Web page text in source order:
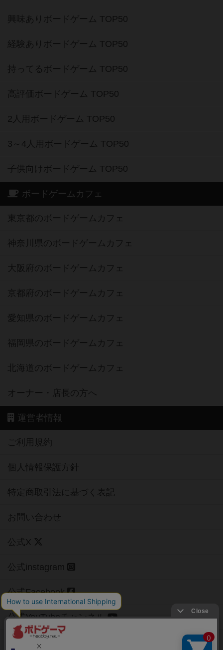
興味ありボードゲーム TOP50
経験ありボードゲーム TOP50
持ってるボードゲーム TOP50
高評価ボードゲーム TOP50
2人用ボードゲーム TOP50
3～4人用ボードゲーム TOP50
子供向けボードゲーム TOP50
ボードゲームカフェ
東京都のボードゲームカフェ
神奈川県のボードゲームカフェ
大阪府のボードゲームカフェ
京都府のボードゲームカフェ
愛知県のボードゲームカフェ
福岡県のボードゲームカフェ
北海道のボードゲームカフェ
オーナー・店長の方へ
運営者情報
ご利用規約
個人情報保護方針
特定商取引法に基づく表記
お問い合わせ
公式X
公式instagram
公式Facebook
公式YouTubeチャンネル